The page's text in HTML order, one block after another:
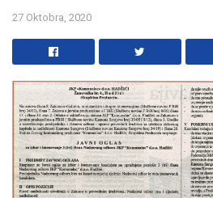
27 Oktobra, 2020